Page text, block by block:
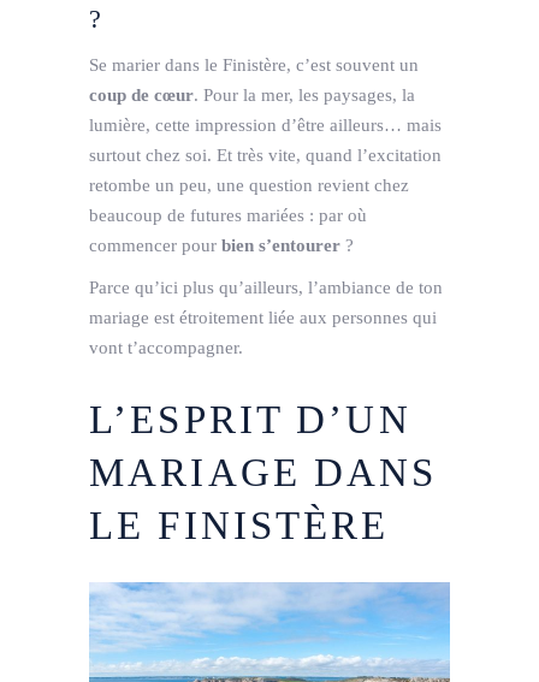
?
Se marier dans le Finistère, c’est souvent un
coup de cœur. Pour la mer, les paysages, la
lumière, cette impression d’être ailleurs… mais
surtout chez soi. Et très vite, quand l’excitation
retombe un peu, une question revient chez
beaucoup de futures mariées : par où
commencer pour bien s’entourer ?
Parce qu’ici plus qu’ailleurs, l’ambiance de ton
mariage est étroitement liée aux personnes qui
vont t’accompagner.
L’ESPRIT D’UN
MARIAGE DANS
LE FINISTÈRE